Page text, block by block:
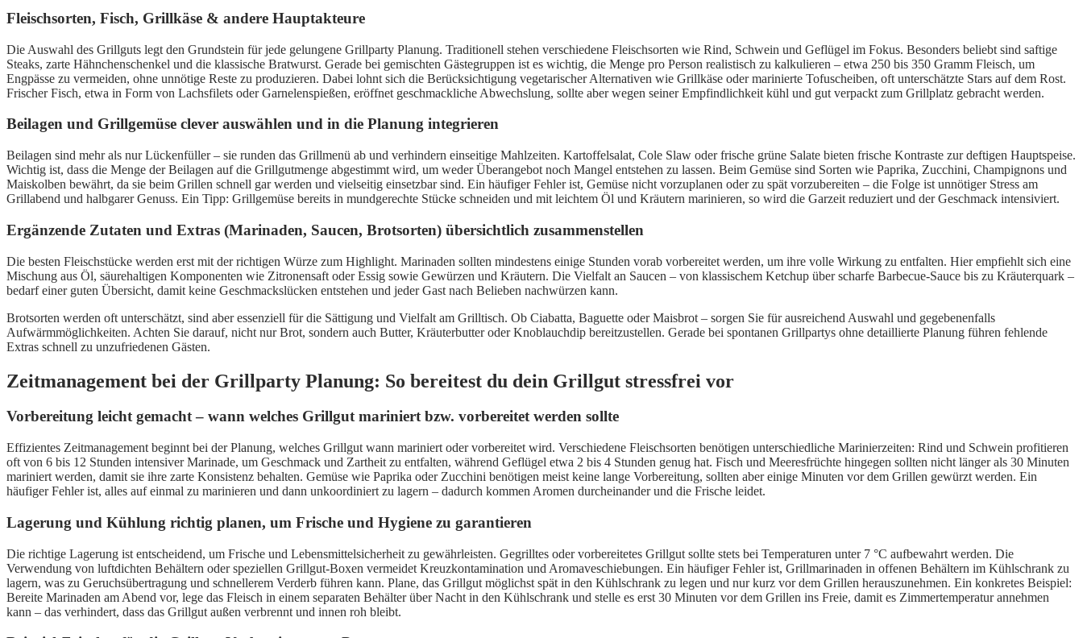
Fleischsorten, Fisch, Grillkäse & andere Hauptakteure
Die Auswahl des Grillguts legt den Grundstein für jede gelungene Grillparty Planung. Traditionell stehen verschiedene Fleischsorten wie Rind, Schwein und Geflügel im Fokus. Besonders beliebt sind saftige
Steaks, zarte Hähnchenschenkel und die klassische Bratwurst. Gerade bei gemischten Gästegruppen ist es wichtig, die Menge pro Person realistisch zu kalkulieren – etwa 250 bis 350 Gramm Fleisch, um
Engpässe zu vermeiden, ohne unnötige Reste zu produzieren. Dabei lohnt sich die Berücksichtigung vegetarischer Alternativen wie Grillkäse oder marinierte Tofuscheiben, oft unterschätzte Stars auf dem Rost.
Frischer Fisch, etwa in Form von Lachsfilets oder Garnelenspießen, eröffnet geschmackliche Abwechslung, sollte aber wegen seiner Empfindlichkeit kühl und gut verpackt zum Grillplatz gebracht werden.
Beilagen und Grillgemüse clever auswählen und in die Planung integrieren
Beilagen sind mehr als nur Lückenfüller – sie runden das Grillmenü ab und verhindern einseitige Mahlzeiten. Kartoffelsalat, Cole Slaw oder frische grüne Salate bieten frische Kontraste zur deftigen Hauptspeise.
Wichtig ist, dass die Menge der Beilagen auf die Grillgutmenge abgestimmt wird, um weder Überangebot noch Mangel entstehen zu lassen. Beim Gemüse sind Sorten wie Paprika, Zucchini, Champignons und
Maiskolben bewährt, da sie beim Grillen schnell gar werden und vielseitig einsetzbar sind. Ein häufiger Fehler ist, Gemüse nicht vorzuplanen oder zu spät vorzubereiten – die Folge ist unnötiger Stress am
Grillabend und halbgarer Genuss. Ein Tipp: Grillgemüse bereits in mundgerechte Stücke schneiden und mit leichtem Öl und Kräutern marinieren, so wird die Garzeit reduziert und der Geschmack intensiviert.
Ergänzende Zutaten und Extras (Marinaden, Saucen, Brotsorten) übersichtlich zusammenstellen
Die besten Fleischstücke werden erst mit der richtigen Würze zum Highlight. Marinaden sollten mindestens einige Stunden vorab vorbereitet werden, um ihre volle Wirkung zu entfalten. Hier empfiehlt sich eine
Mischung aus Öl, säurehaltigen Komponenten wie Zitronensaft oder Essig sowie Gewürzen und Kräutern. Die Vielfalt an Saucen – von klassischem Ketchup über scharfe Barbecue-Sauce bis zu Kräuterquark –
bedarf einer guten Übersicht, damit keine Geschmackslücken entstehen und jeder Gast nach Belieben nachwürzen kann.
Brotsorten werden oft unterschätzt, sind aber essenziell für die Sättigung und Vielfalt am Grilltisch. Ob Ciabatta, Baguette oder Maisbrot – sorgen Sie für ausreichend Auswahl und gegebenenfalls
Aufwärmmöglichkeiten. Achten Sie darauf, nicht nur Brot, sondern auch Butter, Kräuterbutter oder Knoblauchdip bereitzustellen. Gerade bei spontanen Grillpartys ohne detaillierte Planung führen fehlende
Extras schnell zu unzufriedenen Gästen.
Zeitmanagement bei der Grillparty Planung: So bereitest du dein Grillgut stressfrei vor
Vorbereitung leicht gemacht – wann welches Grillgut mariniert bzw. vorbereitet werden sollte
Effizientes Zeitmanagement beginnt bei der Planung, welches Grillgut wann mariniert oder vorbereitet wird. Verschiedene Fleischsorten benötigen unterschiedliche Marinierzeiten: Rind und Schwein profitieren
oft von 6 bis 12 Stunden intensiver Marinade, um Geschmack und Zartheit zu entfalten, während Geflügel etwa 2 bis 4 Stunden genug hat. Fisch und Meeresfrüchte hingegen sollten nicht länger als 30 Minuten
mariniert werden, damit sie ihre zarte Konsistenz behalten. Gemüse wie Paprika oder Zucchini benötigen meist keine lange Vorbereitung, sollten aber einige Minuten vor dem Grillen gewürzt werden. Ein
häufiger Fehler ist, alles auf einmal zu marinieren und dann unkoordiniert zu lagern – dadurch kommen Aromen durcheinander und die Frische leidet.
Lagerung und Kühlung richtig planen, um Frische und Hygiene zu garantieren
Die richtige Lagerung ist entscheidend, um Frische und Lebensmittelsicherheit zu gewährleisten. Gegrilltes oder vorbereitetes Grillgut sollte stets bei Temperaturen unter 7 °C aufbewahrt werden. Die
Verwendung von luftdichten Behältern oder speziellen Grillgut-Boxen vermeidet Kreuzkontamination und Aromaveschiebungen. Ein häufiger Fehler ist, Grillmarinaden in offenen Behältern im Kühlschrank zu
lagern, was zu Geruchsübertragung und schnellerem Verderb führen kann. Plane, das Grillgut möglichst spät in den Kühlschrank zu legen und nur kurz vor dem Grillen herauszunehmen. Ein konkretes Beispiel:
Bereite Marinaden am Abend vor, lege das Fleisch in einem separaten Behälter über Nacht in den Kühlschrank und stelle es erst 30 Minuten vor dem Grillen ins Freie, damit es Zimmertemperatur annehmen
kann – das verhindert, dass das Grillgut außen verbrennt und innen roh bleibt.